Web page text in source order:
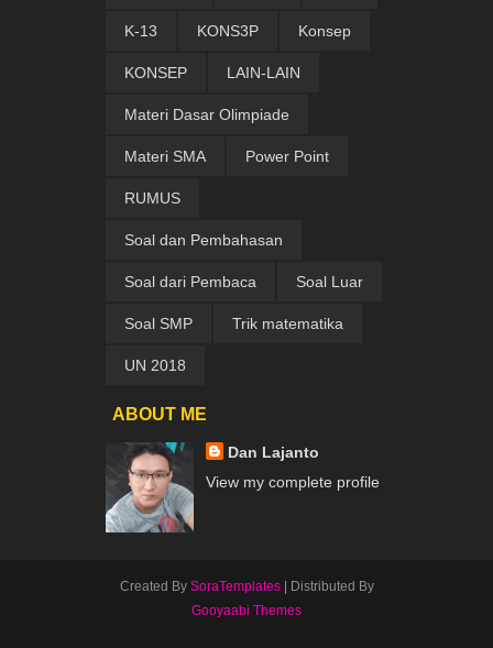
K-13 KONS3P Konsep
KONSEP LAIN-LAIN
Materi Dasar Olimpiade
Materi SMA Power Point
RUMUS
Soal dan Pembahasan
Soal dari Pembaca Soal Luar
Soal SMP Trik matematika
UN 2018
ABOUT ME
Dan Lajanto
View my complete profile
Created By SoraTemplates| Distributed By
Gooyaabi Themes